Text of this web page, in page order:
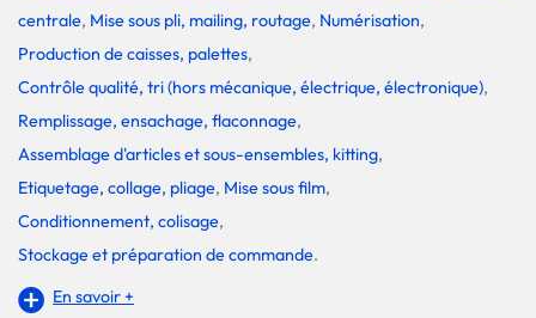
centrale, Mise sous pli, mailing, routage, Numérisation,
Production de caisses, palettes,
Contrôle qualité, tri (hors mécanique, électrique, électronique),
Remplissage, ensachage, flaconnage,
Assemblage d'articles et sous-ensembles, kitting,
Etiquetage, collage, pliage, Mise sous film,
Conditionnement, colisage,
Stockage et préparation de commande.
En savoir +